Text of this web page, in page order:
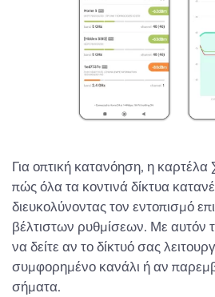
Για οπτική κατανόηση, η καρτέλα
πώς όλα τα κοντινά δίκτυα
διευκολύνοντας τον εντοπισμό
βέλτιστων ρυθμίσεων. Με αυτόν
να δείτε αν το δίκτυό σας
συμφορημένο κανάλι ή αν
σήματα.